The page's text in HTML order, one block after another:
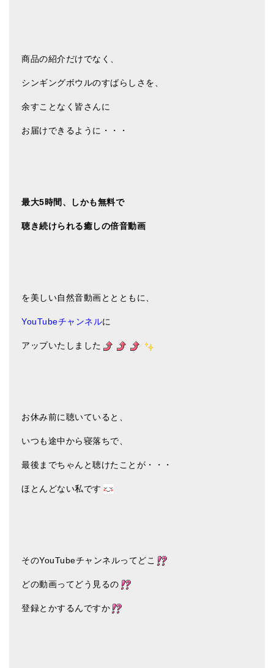
チベット・マントラ・ヒーリングCD
商品の紹介だけでなく、
シンギングボウルのすばらしさを、
余すことなく皆さんに
お届けできるように・・・
最大5時間、しかも無料で
聴き続けられる癒しの倍音動画
を美しい自然音動画ととともに、
YouTubeチャンネルに
アップいたしました
お休み前に聴いていると、
いつも途中から寝落ちで、
最後までちゃんと聴けたことが・・・
ほとんどない私です
そのYouTubeチャンネルってどこ
どの動画ってどう見るの
登録とかするんですか